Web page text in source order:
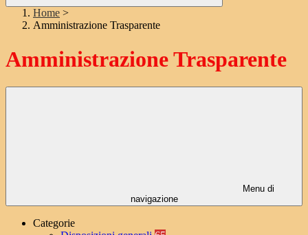
Home >
Amministrazione Trasparente
Amministrazione Trasparente
Menu di
navigazione
Categorie